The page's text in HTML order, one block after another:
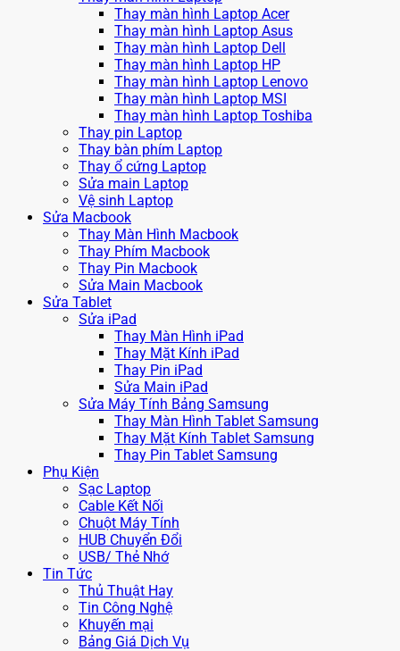
Thay màn hình Laptop Acer
Thay màn hình Laptop Asus
Thay màn hình Laptop Dell
Thay màn hình Laptop HP
Thay màn hình Laptop Lenovo
Thay màn hình Laptop MSI
Thay màn hình Laptop Toshiba
Thay pin Laptop
Thay bàn phím Laptop
Thay ổ cứng Laptop
Sửa main Laptop
Vệ sinh Laptop
Sửa Macbook
Thay Màn Hình Macbook
Thay Phím Macbook
Thay Pin Macbook
Sửa Main Macbook
Sửa Tablet
Sửa iPad
Thay Màn Hình iPad
Thay Mặt Kính iPad
Thay Pin iPad
Sửa Main iPad
Sửa Máy Tính Bảng Samsung
Thay Màn Hình Tablet Samsung
Thay Mặt Kính Tablet Samsung
Thay Pin Tablet Samsung
Phụ Kiện
Sạc Laptop
Cable Kết Nối
Chuột Máy Tính
HUB Chuyển Đổi
USB/ Thẻ Nhớ
Tin Tức
Thủ Thuật Hay
Tin Công Nghệ
Khuyến mại
Bảng Giá Dịch Vụ